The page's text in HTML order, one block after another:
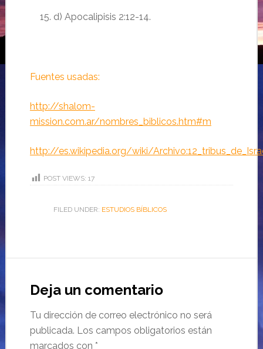
d) Apocalipisis 2:12-14.
Fuentes usadas:
http://shalom-
mission.com.ar/nombres_biblicos.htm#m
http://es.wikipedia.org/wiki/
POST VIEWS: 17
FILED UNDER: ESTUDIOS BÍBLICOS
Deja un comentario
Tu dirección de correo electrónico no será
publicada. Los campos obligatorios están
marcados con *